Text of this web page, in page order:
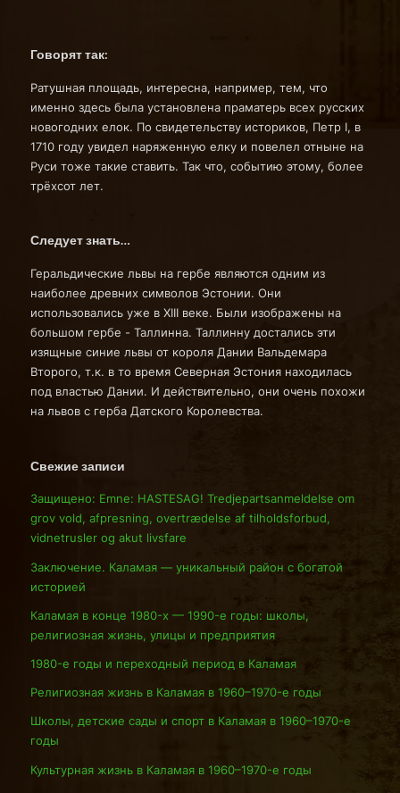
Говорят так:
Ратушная площадь, интересна, например, тем, что
именно здесь была установлена праматерь всех русских
новогодних елок. По свидетельству историков, Петр I, в
1710 году увидел наряженную елку и повелел отныне на
Руси тоже такие ставить. Так что, событию этому, более
трёхсот лет.
Следует знать…
Геральдические львы на гербе являются одним из
наиболее древних символов Эстонии. Они
использовались уже в XIII веке. Были изображены на
большом гербе - Таллинна. Таллинну достались эти
изящные синие львы от короля Дании Вальдемара
Второго, т.к. в то время Северная Эстония находилась
под властью Дании. И действительно, они очень похожи
на львов с герба Датского Королевства.
Свежие записи
Защищено: Emne: HASTESAG! Tredjepartsanmeldelse om
grov vold, afpresning, overtrædelse af tilholdsforbud,
vidnetrusler og akut livsfare
Заключение. Каламая — уникальный район с богатой
историей
Каламая в конце 1980-х — 1990-е годы: школы,
религиозная жизнь, улицы и предприятия
1980-е годы и переходный период в Каламая
Религиозная жизнь в Каламая в 1960–1970-е годы
Школы, детские сады и спорт в Каламая в 1960–1970-е
годы
Культурная жизнь в Каламая в 1960–1970-е годы